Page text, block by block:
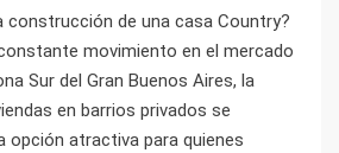
construcción de una casa Country?
movimiento en el mercado
Sur del Gran Buenos Aires, la
en barrios privados se
opción atractiva para quienes